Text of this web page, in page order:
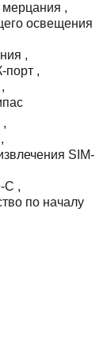
мерцания ,
освещения
,
порт ,
,
,
,
SIM-
C ,
по началу